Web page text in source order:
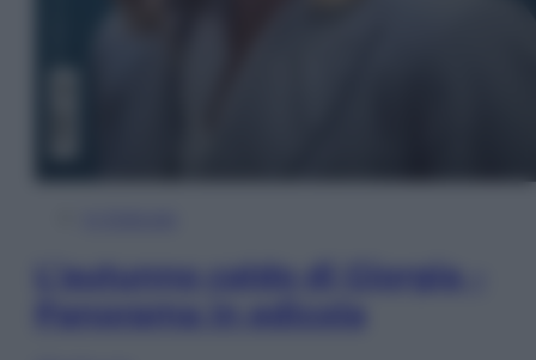
L’autunno caldo di Giorgia –